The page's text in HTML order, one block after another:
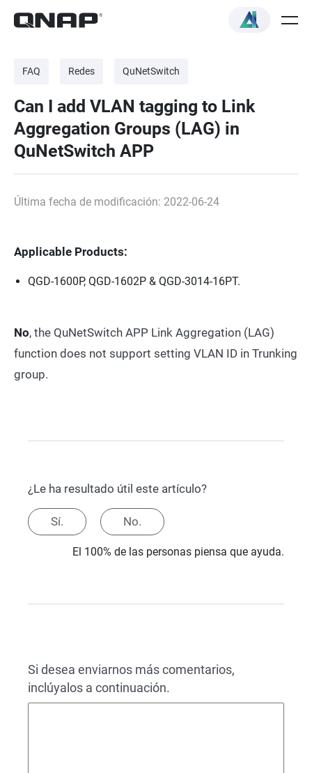
FAQ Redes QuNetSwitch
Can I add VLAN tagging to Link
Aggregation Groups (LAG) in
QuNetSwitch APP
Última fecha de modificación: 2022-06-24
Applicable Products:
QGD-1600P, QGD-1602P & QGD-3014-16PT.
No, the QuNetSwitch APP Link Aggregation (LAG)
function does not support setting VLAN ID in Trunking
group.
¿Le ha resultado útil este artículo?
Sí. No.
El 100% de las personas piensa que ayuda.
Si desea enviarnos más comentarios,
inclúyalos a continuación.